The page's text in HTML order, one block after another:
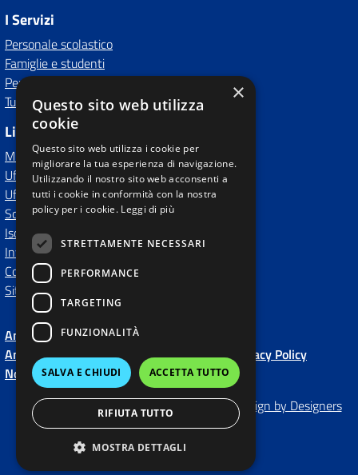
I Servizi
Personale scolastico
Famiglie e studenti
Percorsi di studio
Tutti i servizi
Link Esterni
MIUR
Ufficio Scolastico Regionale
Ufficio Scolastico Territoriale
Scuola in Chiaro
Iscrizioni On Line
Invalsi
Comune
Sito Precedente
Amministrazione Trasparente fino al 2020
Amministrazione TrasparenteAlbo OnlinePrivacy Policy
Note LegaliDichiarazione di accessibilità
Made byQweb WebAgency-Concept & Design by Designers
Italia
×
Questo sito web utilizza
cookie
Questo sito web utilizza i cookie per
migliorare la tua esperienza di navigazione.
Utilizzando il nostro sito web acconsenti a
tutti i cookie in conformità con la nostra
policy per i cookie. Leggi di più
STRETTAMENTE NECESSARI
PERFORMANCE
TARGETING
FUNZIONALITÀ
SALVA E CHIUDI ACCETTA TUTTO
RIFIUTA TUTTO
MOSTRA DETTAGLI